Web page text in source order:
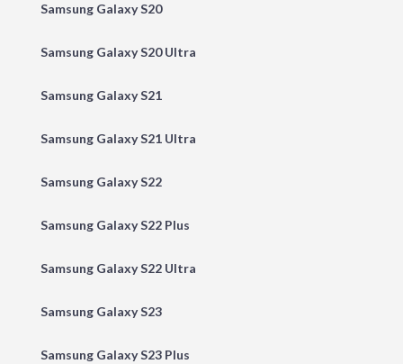
Samsung Galaxy S20
Samsung Galaxy S20 Ultra
Samsung Galaxy S21
Samsung Galaxy S21 Ultra
Samsung Galaxy S22
Samsung Galaxy S22 Plus
Samsung Galaxy S22 Ultra
Samsung Galaxy S23
Samsung Galaxy S23 Plus